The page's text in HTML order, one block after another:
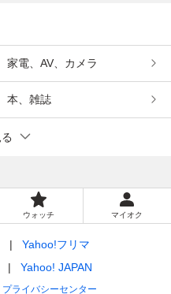
家電、AV、カメラ
本、雑誌
ウォッチ マイオク
Yahoo!フリマ
Yahoo! JAPAN
プライバシーセンター